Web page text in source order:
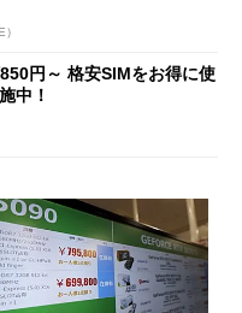
円～ 格安SIMをお得に使
中！